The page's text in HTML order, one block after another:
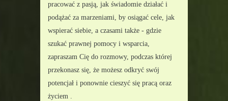
pracować z pasją, jak świadomie działać i
podążać za marzeniami, by osiągać cele, jak
wspierać siebie, a czasami także - gdzie
szukać prawnej pomocy i wsparcia,
zapraszam Cię do rozmowy, podczas której
przekonasz się, że możesz odkryć swój
potencjał i ponownie cieszyć się pracą oraz
życiem .